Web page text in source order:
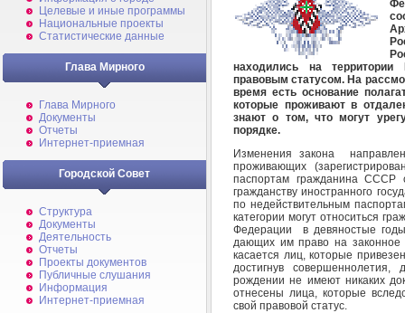
Целевые и иные программы
Национальные проекты
Статистические данные
Глава Мирного
Глава Мирного
Документы
Отчеты
Интернет-приемная
Городской Совет
Структура
Документы
Деятельность
Отчеты
Проекты документов
Публичные слушания
Информация
Интернет-приемная
находились на территории
правовым статусом. На
время есть основание
которые проживают в
знают о том, что могут
порядке.
Изменения закона
проживающих
паспортам гражданина СССР
гражданству иностранного
по недействительным
категории могут относиться
Федерации в девяностые
дающих им право на законное
касается лиц, которые
достигнув
рождении не имеют никаких
отнесены лица, которые
свой правовой статус.